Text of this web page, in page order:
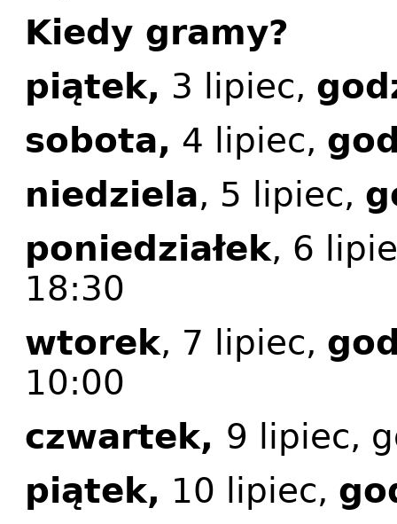
Kiedy gramy?
piątek, 3 lipiec,
sobota, 4 lipiec,
niedziela, 5 lipiec,
poniedziałek, 6
18:30
wtorek, 7 lipiec,
10:00
czwartek, 9 lipiec,
piątek, 10 lipiec,